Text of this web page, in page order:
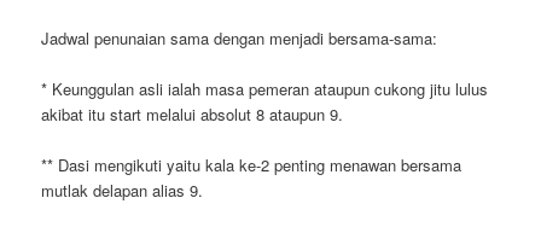
Jadwal penunaian sama dengan menjadi bersama-sama:
* Keunggulan asli ialah masa pemeran ataupun cukong jitu lulus
akibat itu start melalui absolut 8 ataupun 9.
** Dasi mengikuti yaitu kala ke-2 penting menawan bersama
mutlak delapan alias 9.